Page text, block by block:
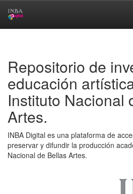
Repositorio de
educación
Instituto Nacional
Artes.
INBA Digital es una plataforma de
preservar y difundir la producción
Nacional de Bellas Artes.